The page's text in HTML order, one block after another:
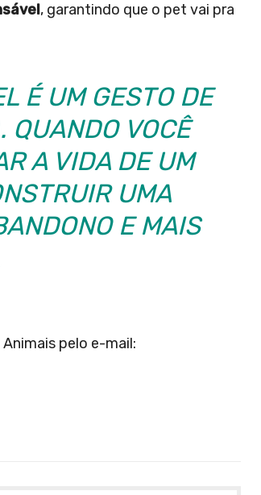
, garantindo que o pet vai pra
É UM GESTO DE
QUANDO VOCÊ
A VIDA DE UM
UMA
E MAIS
pelo e-mail: